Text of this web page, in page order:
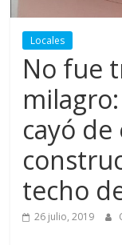
Locales
No fue
cayó
techo
26 julio, 2019